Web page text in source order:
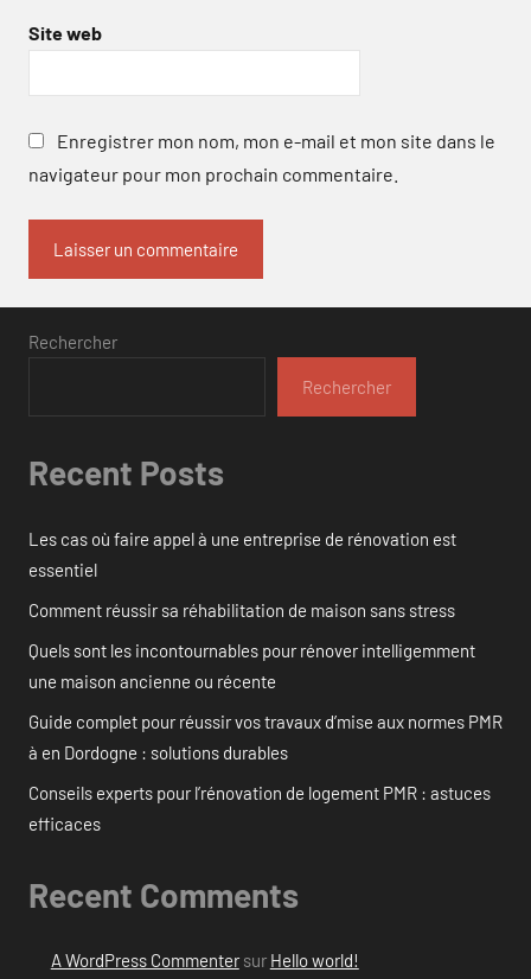
Site web
Enregistrer mon nom, mon e-mail et mon site dans le
navigateur pour mon prochain commentaire.
Rechercher
Rechercher
Recent Posts
Les cas où faire appel à une entreprise de rénovation est
essentiel
Comment réussir sa réhabilitation de maison sans stress
Quels sont les incontournables pour rénover intelligemment
une maison ancienne ou récente
Guide complet pour réussir vos travaux d’mise aux normes PMR
à en Dordogne : solutions durables
Conseils experts pour l’rénovation de logement PMR : astuces
efficaces
Recent Comments
A WordPress Commentersur Hello world!